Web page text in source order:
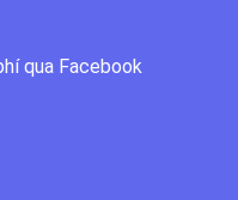
qua Facebook